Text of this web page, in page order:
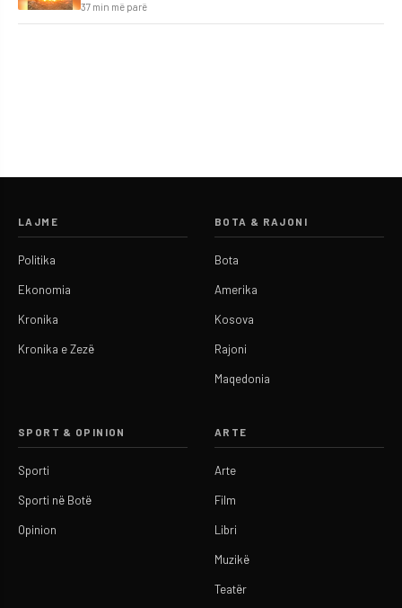
37 min më parë
LAJME
Politika
Ekonomia
Kronika
Kronika e Zezë
BOTA & RAJONI
Bota
Amerika
Kosova
Rajoni
Maqedonia
SPORT & OPINION
Sporti
Sporti në Botë
Opinion
ARTE
Arte
Film
Libri
Muzikë
Teatër